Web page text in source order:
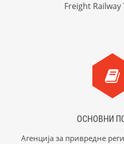
Freight
ОСНОВНИ
Агенција за привредне